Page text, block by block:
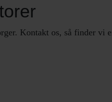
Kontakt os, så finder vi